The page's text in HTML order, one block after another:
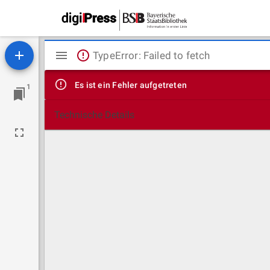
1
Mirador
Viewer
TypeError: Failed to fetch
Es ist ein Fehler aufgetreten
Technische Details